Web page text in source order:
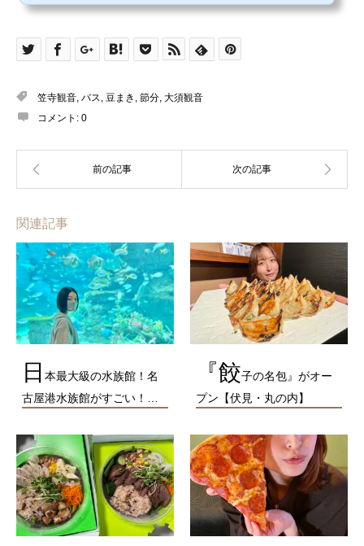
笠寺観音, バス, 豆まき , 節分, 大須観音
コメント: 0
関連記事
日 本最大級の水族館！名
古屋港水族館がすごい！…
『餃子の名包』がオー
プン【伏見・丸の内】